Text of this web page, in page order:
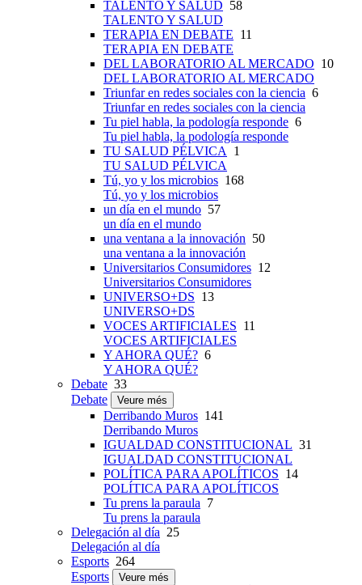
TALENTO Y SALUD 58
TALENTO Y SALUD
TERAPIA EN DEBATE 11
TERAPIA EN DEBATE
DEL LABORATORIO AL MERCADO 10
DEL LABORATORIO AL MERCADO
Triunfar en redes sociales con la ciencia 6
Triunfar en redes sociales con la ciencia
Tu piel habla, la podología responde 6
Tu piel habla, la podología responde
TU SALUD PÉLVICA 1
TU SALUD PÉLVICA
Tú, yo y los microbios 168
Tú, yo y los microbios
un día en el mundo 57
un día en el mundo
una ventana a la innovación 50
una ventana a la innovación
Universitarios Consumidores 12
Universitarios Consumidores
UNIVERSO+DS 13
UNIVERSO+DS
VOCES ARTIFICIALES 11
VOCES ARTIFICIALES
Y AHORA QUÉ? 6
Y AHORA QUÉ?
Debate 33
Debate
Veure més
Derribando Muros 141
Derribando Muros
IGUALDAD CONSTITUCIONAL 31
IGUALDAD CONSTITUCIONAL
POLÍTICA PARA APOLÍTICOS 14
POLÍTICA PARA APOLÍTICOS
Tu prens la paraula 7
Tu prens la paraula
Delegación al día 25
Delegación al día
Esports 264
Esports
Veure més